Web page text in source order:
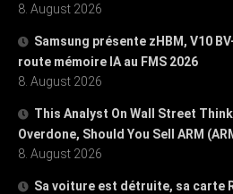
8. August 2026
Samsung présente zHBM, V10
route mémoire IA au FMS 2026
8. August 2026
This Analyst On Wall Street
Overdone, Should You Sell ARM
8. August 2026
Sa voiture est détruite, sa carte